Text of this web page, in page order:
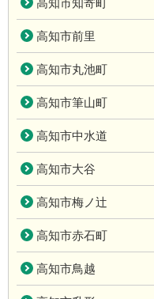
高知市知寄町
高知市前里
高知市丸池町
高知市筆山町
高知市中水道
高知市大谷
高知市梅ノ辻
高知市赤石町
高知市鳥越